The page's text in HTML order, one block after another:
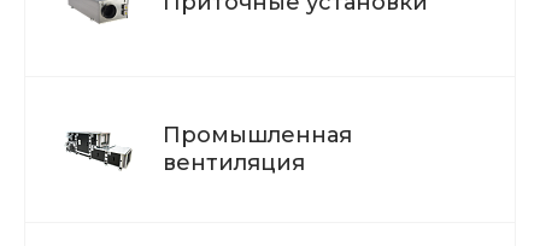
Промышленная
вентиляция